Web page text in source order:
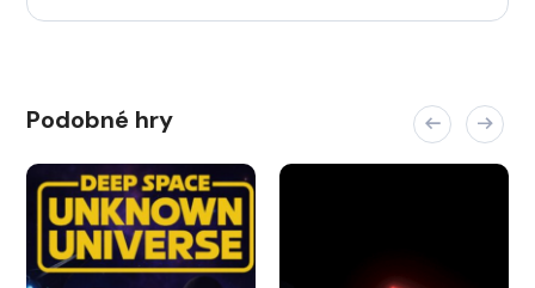
Podobné hry